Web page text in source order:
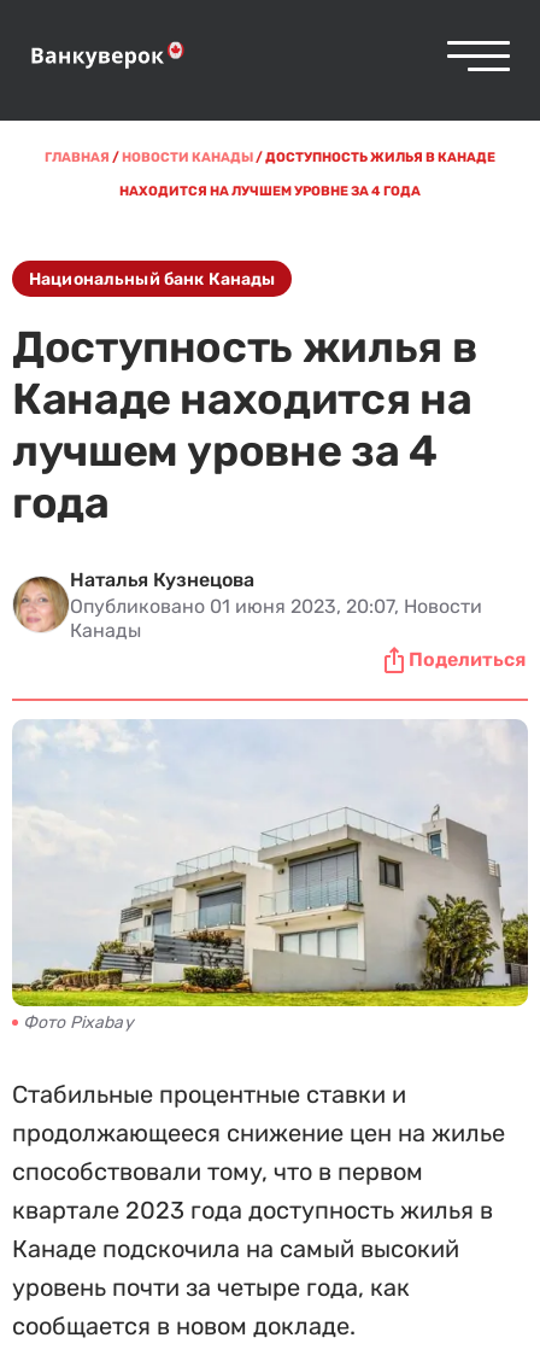
ГЛАВНАЯ /НОВОСТИ КАНАДЫ/ДОСТУПНОСТЬ ЖИЛЬЯ В КАНАДЕ
НАХОДИТСЯ НА ЛУЧШЕМ УРОВНЕ ЗА 4 ГОДА
Национальный банк Канады
Доступность жилья в
Канаде находится на
лучшем уровне за 4
года
Наталья Кузнецова
Опубликовано 01 июня 2023, 20:07, Новости
Канады
Поделиться
Фото Pixabay
Стабильные процентные ставки и
продолжающееся снижение цен на жилье
способствовали тому, что в первом
квартале 2023 года доступность жилья в
Канаде подскочила на самый высокий
уровень почти за четыре года, как
сообщается в новом докладе.